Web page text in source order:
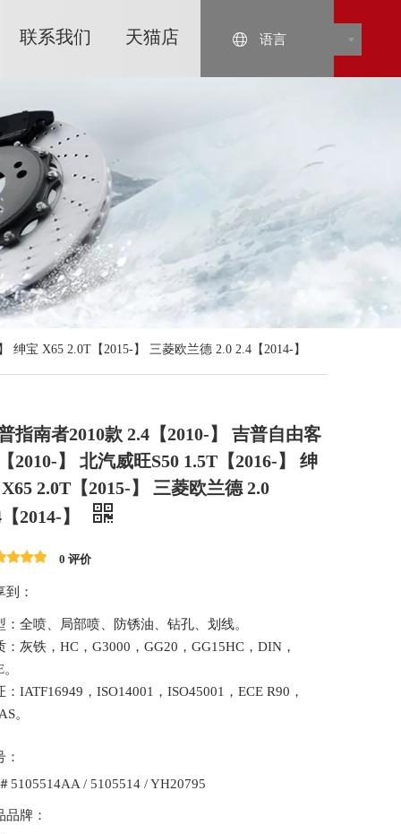
联系我们 天猫店 语言
绅宝 X65 2.0T【2015-】 三菱欧兰德 2.0 2.4【2014-】
指南者2010款 2.4【2010-】 吉普自由客
2010-】 北汽威旺S50 1.5T【2016-】 绅
2.0T【2015-】 三菱欧兰德 2.0
2014-】
0 评价
到：
：全喷、局部喷、防锈油、钻孔、划线。
：灰铁，HC，G3000，GG20，GG15HC，DIN，
：IATF16949，ISO14001，ISO45001，ECE R90，
。
：
5105514AA / 5105514 / YH20795
品牌：